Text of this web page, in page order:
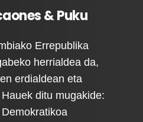
& Puku
Errepublika
herrialdea da,
erdialdean eta
ditu mugakide: